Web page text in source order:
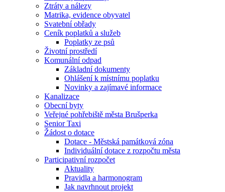
Ztráty a nálezy
Matrika, evidence obyvatel
Svatební obřady
Ceník poplatků a služeb
Poplatky ze psů
Životní prostředí
Komunální odpad
Základní dokumenty
Ohlášení k místnímu poplatku
Novinky a zajímavé informace
Kanalizace
Obecní byty
Veřejné pohřebiště města Brušperka
Senior Taxi
Žádost o dotace
Dotace - Městská památková zóna
Individuální dotace z rozpočtu města
Participativní rozpočet
Aktuality
Pravidla a harmonogram
Jak navrhnout projekt